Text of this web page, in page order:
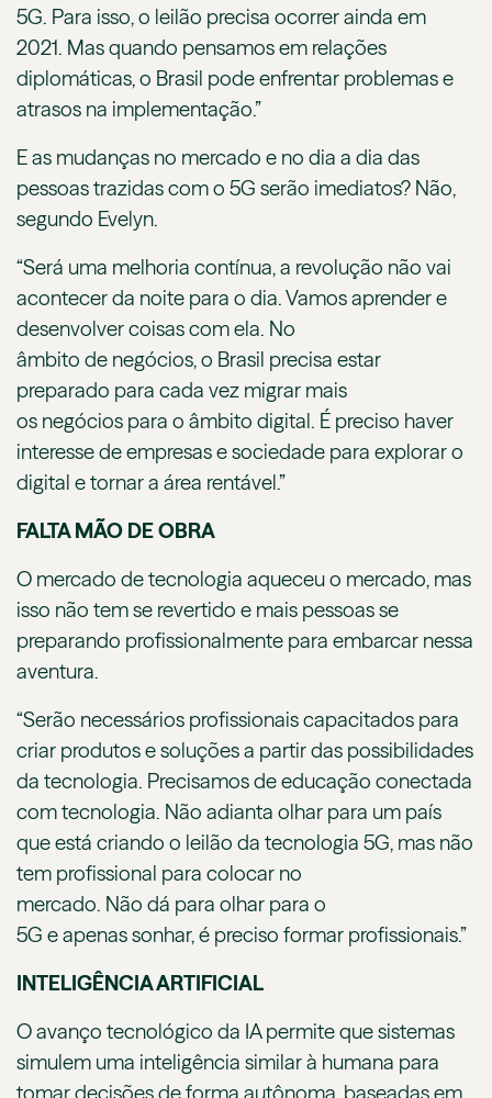
5G. Para isso, o leilão precisa ocorrer ainda em
2021. Mas quando pensamos em relações
diplomáticas, o Brasil pode enfrentar problemas e
atrasos na implementação.”
E as mudanças no mercado e no dia a dia das
pessoas trazidas com o 5G serão imediatos? Não,
segundo Evelyn.
“Será uma melhoria contínua, a revolução não vai
acontecer da noite para o dia. Vamos aprender e
desenvolver coisas com ela. No
âmbito de negócios, o Brasil precisa estar
preparado para cada vez migrar mais
os negócios para o âmbito digital. É preciso haver
interesse de empresas e sociedade para explorar o
digital e tornar a área rentável.”
FALTA MÃO DE OBRA
O mercado de tecnologia aqueceu o mercado, mas
isso não tem se revertido e mais pessoas se
preparando profissionalmente para embarcar nessa
aventura.
“Serão necessários profissionais capacitados para
criar produtos e soluções a partir das possibilidades
da tecnologia. Precisamos de educação conectada
com tecnologia. Não adianta olhar para um país
que está criando o leilão da tecnologia 5G, mas não
tem profissional para colocar no
mercado. Não dá para olhar para o
5G e apenas sonhar, é preciso formar profissionais.”
INTELIGÊNCIA ARTIFICIAL
O avanço tecnológico da IA permite que sistemas
simulem uma inteligência similar à humana para